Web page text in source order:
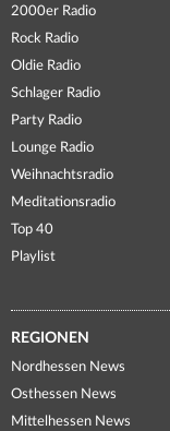
2000er Radio
Rock Radio
Oldie Radio
Schlager Radio
Party Radio
Lounge Radio
Weihnachtsradio
Meditationsradio
Top 40
Playlist
REGIONEN
Nordhessen News
Osthessen News
Mittelhessen News